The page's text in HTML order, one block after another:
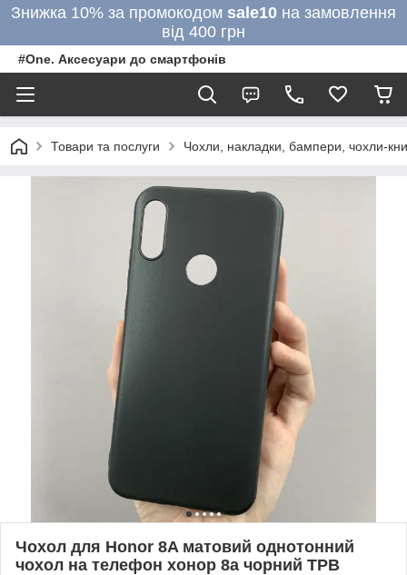
Знижка 10% за промокодом sale10 на замовлення
від 400 грн
#One. Аксесуари до смартфонів
Товари та послуги Чохли, накладки, бампери, чохли-
Чохол для Honor 8A матовий однотонний
чохол на телефон хонор 8а чорний TPB